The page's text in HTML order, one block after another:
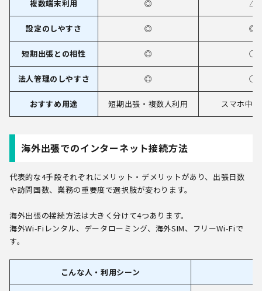
複数端末利用 ◎ △
設定のしやすさ ◎ ◎
短期出張との相性 ◎ ○
法人管理のしやすさ ◎ ○
おすすめ用途 短期出張・複数人利用 スマホ中
海外出張でのインターネット接続方法
代表的な4手段それぞれにメリット・デメリットがあり、出張日数
や訪問国数、業務の重要度で選択肢が変わります。
海外出張の接続方法は大きく分けて4つあります。
海外Wi-Fiレンタル、データローミング、海外SIM、フリーWi-Fiで
す。
こんな人・利用シーン